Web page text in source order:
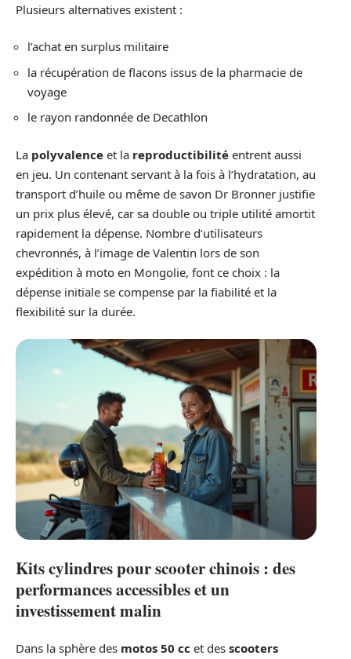
Plusieurs alternatives existent :
l’achat en surplus militaire
la récupération de flacons issus de la pharmacie de
voyage
le rayon randonnée de Decathlon
La polyvalence et la reproductibilité entrent aussi
en jeu. Un contenant servant à la fois à l’hydratation, au
transport d’huile ou même de savon Dr Bronner justifie
un prix plus élevé, car sa double ou triple utilité amortit
rapidement la dépense. Nombre d’utilisateurs
chevronnés, à l’image de Valentin lors de son
expédition à moto en Mongolie, font ce choix : la
dépense initiale se compense par la fiabilité et la
flexibilité sur la durée.
Kits cylindres pour scooter chinois : des
performances accessibles et un
investissement malin
Dans la sphère des motos 50 cc et des scooters